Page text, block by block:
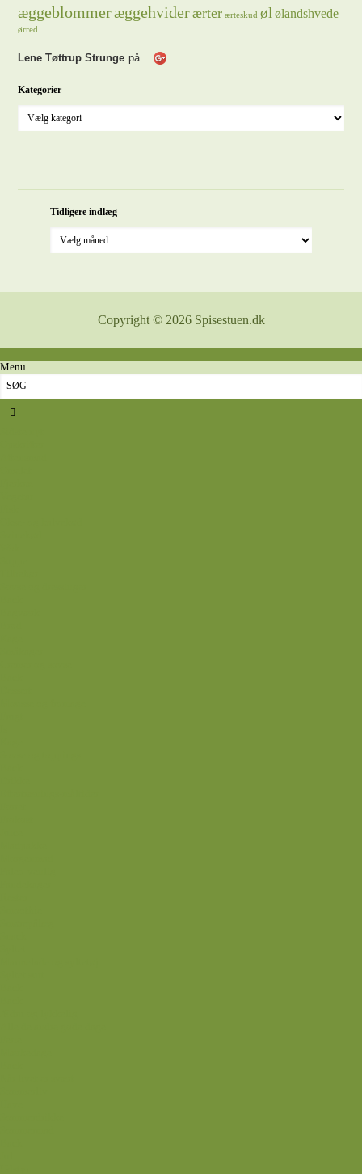
æggeblommeræggehviderærter ærteskud øl ølandshvede
ørred
Lene Tøttrup Strunge på
Kategorier
Tidligere indlæg
Copyright © 2026 Spisestuen.dk
Menu